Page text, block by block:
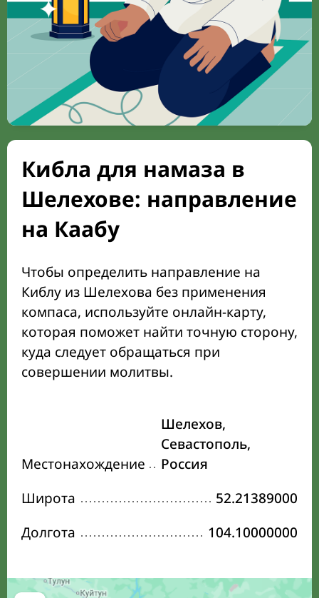
Кибла для намаза в
Шелехове: направление
на Каабу
Чтобы определить направление на
Киблу из Шелехова без применения
компаса, используйте онлайн-карту,
которая поможет найти точную сторону,
куда следует обращаться при
совершении молитвы.
Местонахождение
Шелехов,
Севастополь,
Россия
Широта
52.21389000
Долгота
104.10000000